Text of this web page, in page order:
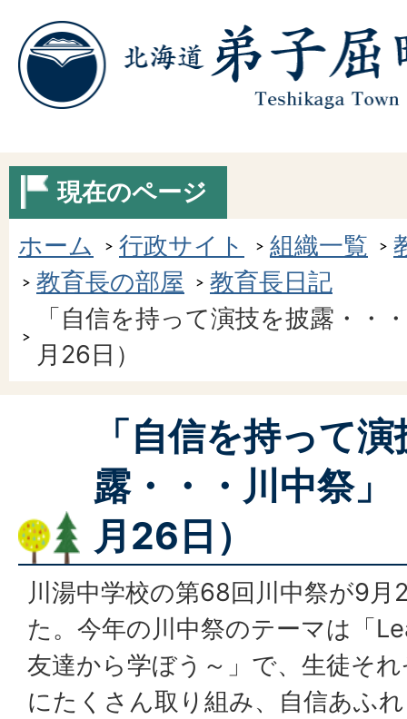
現在のページ
ホーム
行政サイト 組織一覧
教育長の部屋
教育長日記
「自信を持って演技を披露・・
月26日）
「自信を持って
露・・・川中祭
月26日）
川湯中学校の第68回川中祭が9
た。今年の川中祭のテーマは「
友達から学ぼう～」で、生徒そ
にたくさん取り組み、自信あふ